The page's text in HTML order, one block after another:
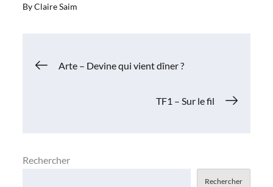
ByClaire Saim
Navigation
Arte – Devine qui vient dîner ?
TF1 – Sur le fil
Rechercher
Rechercher